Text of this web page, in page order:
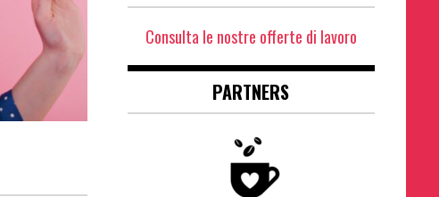
Consulta le nostre offerte di lavoro
PARTNERS